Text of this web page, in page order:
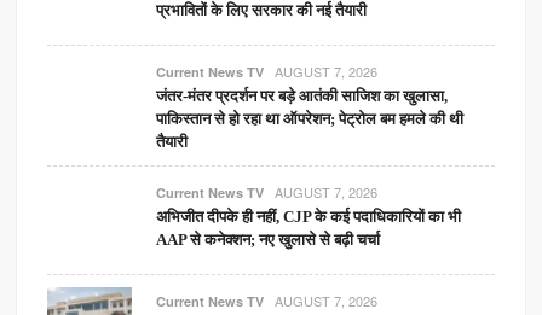
प्रभावितों के लिए सरकार की नई तैयारी
Current News TV AUGUST 7, 2026
जंतर-मंतर प्रदर्शन पर बड़े आतंकी साजिश का खुलासा,
पाकिस्तान से हो रहा था ऑपरेशन; पेट्रोल बम हमले की थी
तैयारी
Current News TV AUGUST 7, 2026
अभिजीत दीपके ही नहीं, CJP के कई पदाधिकारियों का भी
AAP से कनेक्शन; नए खुलासे से बढ़ी चर्चा
Current News TV AUGUST 7, 2026